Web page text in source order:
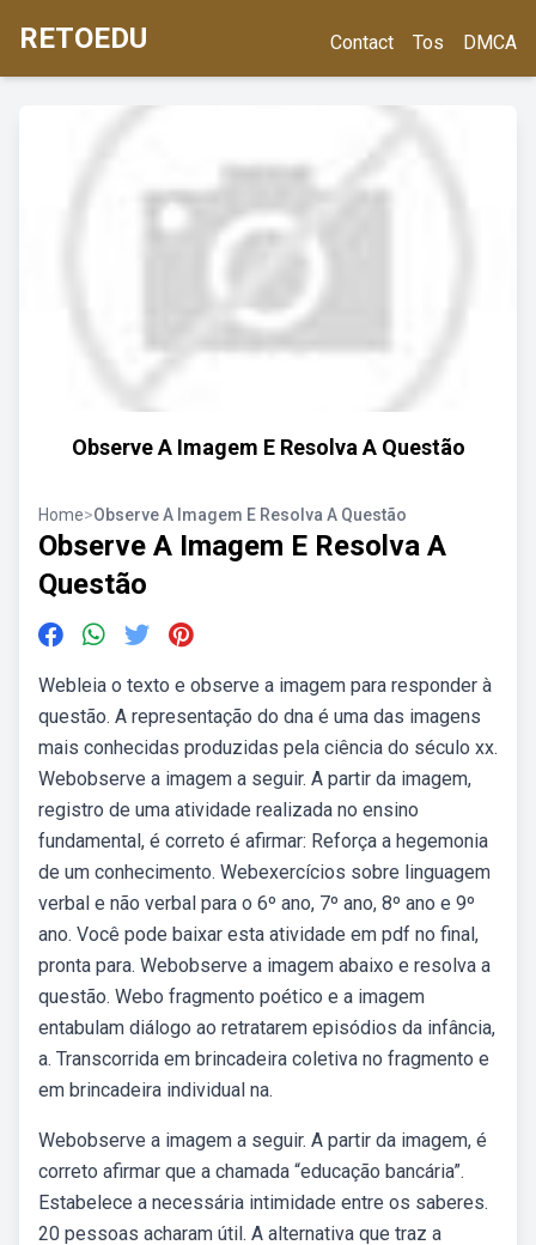
RETOEDU Contact Tos DMCA
Observe A Imagem E Resolva A Questão
Home>Observe A Imagem E Resolva A Questão
Observe A Imagem E Resolva A
Questão
Webleia o texto e observe a imagem para responder à
questão. A representação do dna é uma das imagens
mais conhecidas produzidas pela ciência do século xx.
Webobserve a imagem a seguir. A partir da imagem,
registro de uma atividade realizada no ensino
fundamental, é correto é afirmar: Reforça a hegemonia
de um conhecimento. Webexercícios sobre linguagem
verbal e não verbal para o 6º ano, 7º ano, 8º ano e 9º
ano. Você pode baixar esta atividade em pdf no final,
pronta para. Webobserve a imagem abaixo e resolva a
questão. Webo fragmento poético e a imagem
entabulam diálogo ao retratarem episódios da infância,
a. Transcorrida em brincadeira coletiva no fragmento e
em brincadeira individual na.
Webobserve a imagem a seguir. A partir da imagem, é
correto afirmar que a chamada “educação bancária”.
Estabelece a necessária intimidade entre os saberes.
20 pessoas acharam útil. A alternativa que traz a